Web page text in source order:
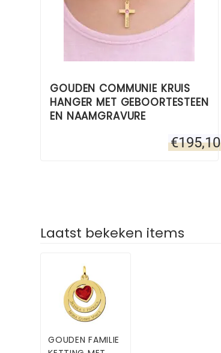
GOUDEN COMMUNIE KRUIS
HANGER MET GEBOORTESTEEN
EN NAAMGRAVURE
€195,10
Laatst bekeken items
GOUDEN FAMILIE